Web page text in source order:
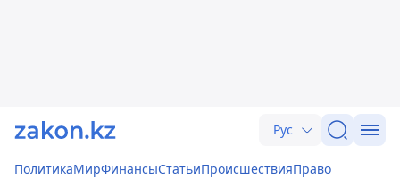
Рус
ПолитикаМирФинансыСтатьиПроисшествияПраво